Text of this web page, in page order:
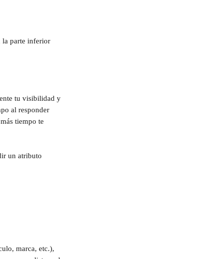
la parte inferior
tu visibilidad y
al responder
tiempo te
un atributo
marca, etc.),